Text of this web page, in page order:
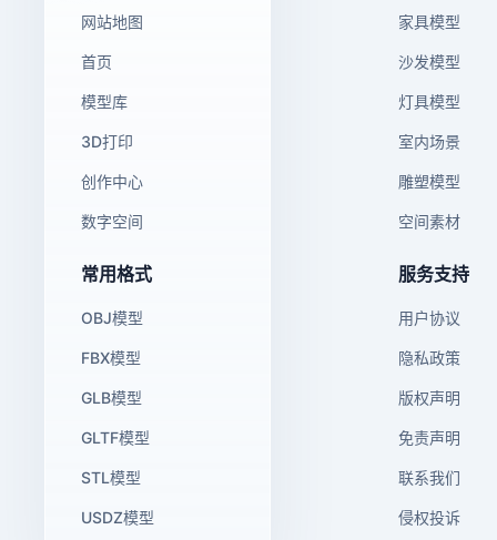
网站地图
首页
模型库
3D打印
创作中心
数字空间
家具模型
沙发模型
灯具模型
室内场景
雕塑模型
空间素材
常用格式
OBJ模型
FBX模型
GLB模型
GLTF模型
STL模型
USDZ模型
服务支持
用户协议
隐私政策
版权声明
免责声明
联系我们
侵权投诉